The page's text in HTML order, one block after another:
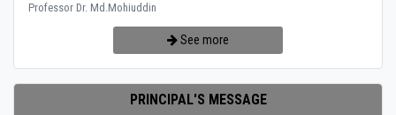
Professor Dr. Md.Mohiuddin
See more
PRINCIPAL'S MESSAGE